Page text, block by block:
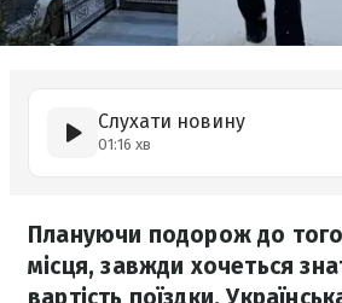
Слухати новину
01:16 хв
Плануючи подорож до
місця, завжди хочеться